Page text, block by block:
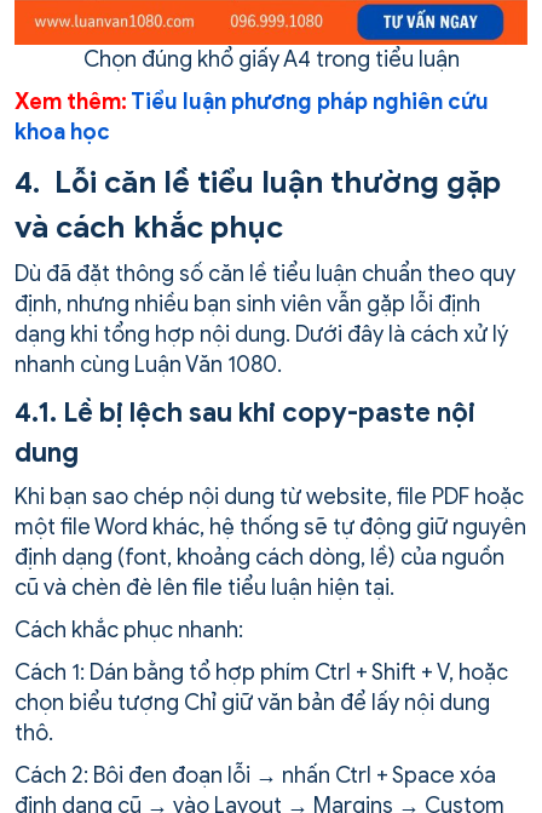
Chọn đúng khổ giấy A4 trong tiểu luận
Xem thêm: Tiểu luận phương pháp nghiên cứu
khoa học
4. Lỗi căn lề tiểu luận thường gặp
và cách khắc phục
Dù đã đặt thông số căn lề tiểu luận chuẩn theo quy
định, nhưng nhiều bạn sinh viên vẫn gặp lỗi định
dạng khi tổng hợp nội dung. Dưới đây là cách xử lý
nhanh cùng Luận Văn 1080.
4.1. Lề bị lệch sau khi copy-paste nội
dung
Khi bạn sao chép nội dung từ website, file PDF hoặc
một file Word khác, hệ thống sẽ tự động giữ nguyên
định dạng (font, khoảng cách dòng, lề) của nguồn
cũ và chèn đè lên file tiểu luận hiện tại.
Cách khắc phục nhanh:
Cách 1: Dán bằng tổ hợp phím Ctrl + Shift + V, hoặc
chọn biểu tượng Chỉ giữ văn bản để lấy nội dung
thô.
Cách 2: Bôi đen đoạn lỗi → nhấn Ctrl + Space xóa
định dạng cũ → vào Layout → Margins → Custom